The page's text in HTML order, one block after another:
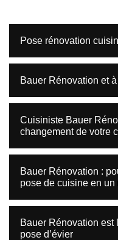
Pose rénovation
Bauer Rénovation et
Cuisiniste Bauer
changement de votre
Bauer Rénovation :
pose de cuisine en un
Bauer Rénovation est
pose d’évier